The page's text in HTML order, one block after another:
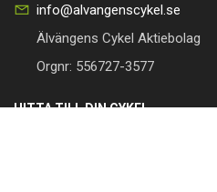
info@alvangenscykel.se
Älvängens Cykel Aktiebolag
Orgnr: 556727-3577
HITTA TILL DIN CYKEL